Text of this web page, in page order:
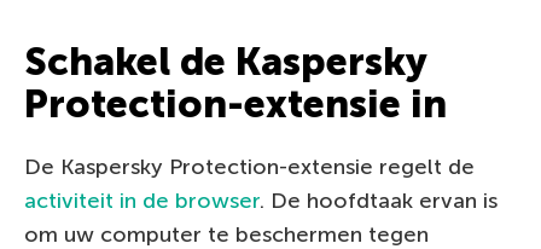
Schakel de Kaspersky
Protection-extensie in
De Kaspersky Protection-extensie regelt de
activiteit in de browser. De hoofdtaak ervan is
om uw computer te beschermen tegen